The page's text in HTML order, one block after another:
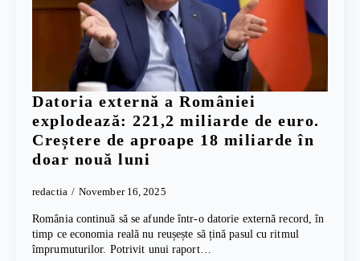
Datoria externă a României
explodează: 221,2 miliarde de euro.
Creștere de aproape 18 miliarde în
doar nouă luni
redactia November 16, 2025
România continuă să se afunde într-o datorie externă record, în
timp ce economia reală nu reușește să țină pasul cu ritmul
împrumuturilor. Potrivit unui raport…